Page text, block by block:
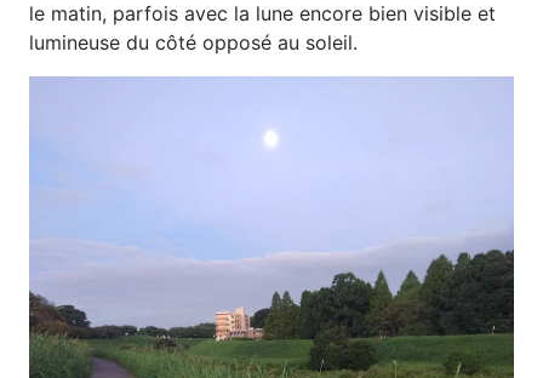
le matin, parfois avec la lune encore bien visible et
lumineuse du côté opposé au soleil.